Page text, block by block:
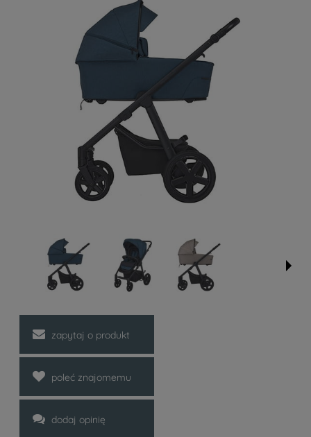
zapytaj o produkt
poleć znajomemu
dodaj opinię